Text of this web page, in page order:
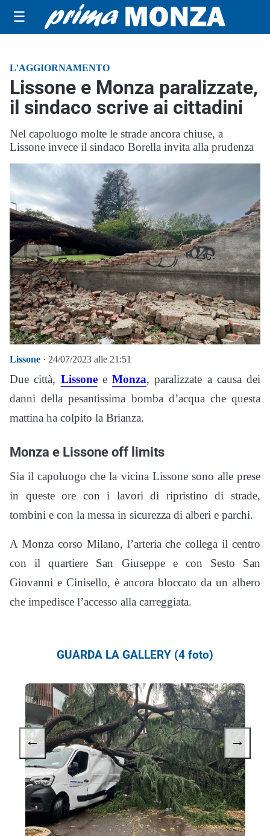
☰
L'AGGIORNAMENTO
Lissone e Monza paralizzate,
il sindaco scrive ai cittadini
Nel capoluogo molte le strade ancora chiuse, a
Lissone invece il sindaco Borella invita alla prudenza
Lissone · 24/07/2023 alle 21:51
Due città, Lissonee Monza, paralizzate a causa dei
danni della pesantissima bomba d’acqua che questa
mattina ha colpito la Brianza.
Monza e Lissone off limits
Sia il capoluogo che la vicina Lissone sono alle prese
in queste ore con i lavori di ripristino di strade,
tombini e con la messa in sicurezza di alberi e parchi.
A Monza corso Milano, l’arteria che collega il centro
con il quartiere San Giuseppe e con Sesto San
Giovanni e Cinisello, è ancora bloccato da un albero
che impedisce l’accesso alla carreggiata.
GUARDA LA GALLERY (4 foto)
← →